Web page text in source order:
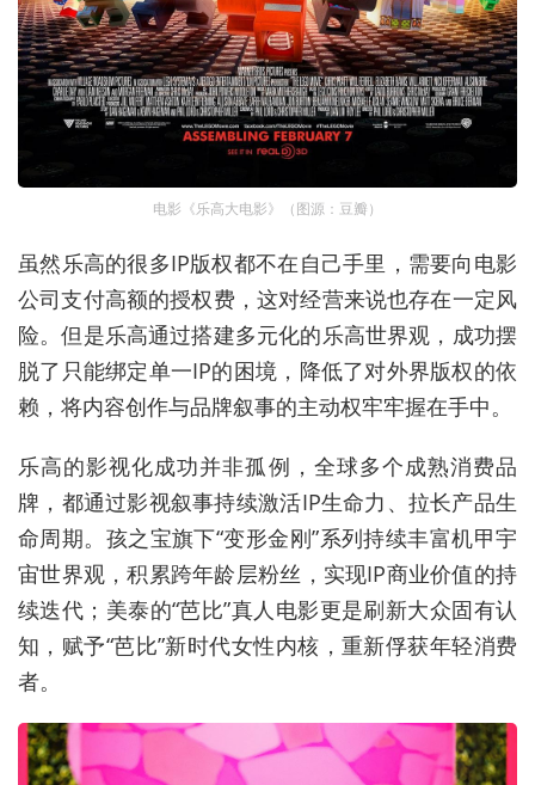
电影《乐高大电影》（图源：豆瓣）
虽然乐高的很多IP版权都不在自己手里，需要向电影
公司支付高额的授权费，这对经营来说也存在一定风
险。但是乐高通过搭建多元化的乐高世界观，成功摆
脱了 只能绑定单一IP的困境，降低了对外界版权的依
赖，将内容创作与品牌叙事的主动权牢牢握在手中。
乐高的影视化成功并非孤例，全球多个成熟消费品
牌，都通过影视叙事持续激活IP生命力、拉长产品生
命周期。孩之宝旗下“变形金刚”系列持续丰富机甲宇
宙世界观，积累跨年龄层粉丝，实现IP商业价值的持
续迭代；美泰的“芭比”真人电影更是刷新大众固有认
知，赋予“芭比”新时代女性内核，重新俘获年轻消费
者。